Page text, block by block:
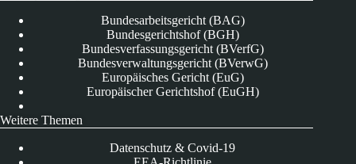
Bundesarbeitsgericht (BAG)
Bundesgerichtshof (BGH)
Bundesverfassungsgericht (BVerfG)
Bundesverwaltungsgericht (BVerwG)
Europäisches Gericht (EuG)
Europäischer Gerichtshof (EuGH)
Weitere Themen
Datenschutz & Covid-19